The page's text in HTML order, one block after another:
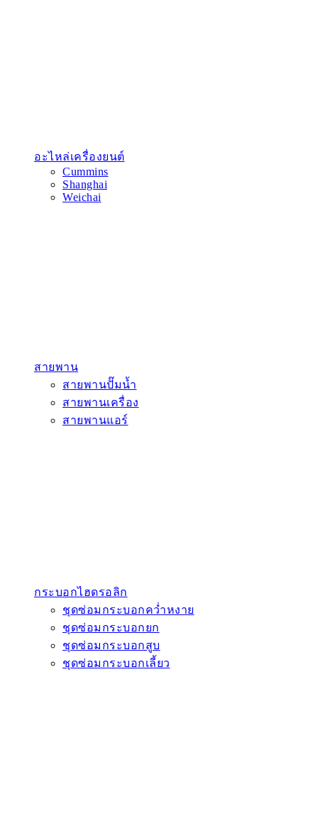
อะไหล่เครื่องยนต์
Cummins
Shanghai
Weichai
สายพาน
สายพานปั๊มน้ำ
สายพานเครื่อง
สายพานแอร์
กระบอกไฮดรอลิก
ชุดซ่อมกระบอกคว่ำหงาย
ชุดซ่อมกระบอกยก
ชุดซ่อมกระบอกสูบ
ชุดซ่อมกระบอกเลี้ยว